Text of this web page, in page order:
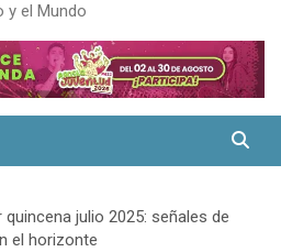
y el Mundo
julio 2025: señales de
el horizonte